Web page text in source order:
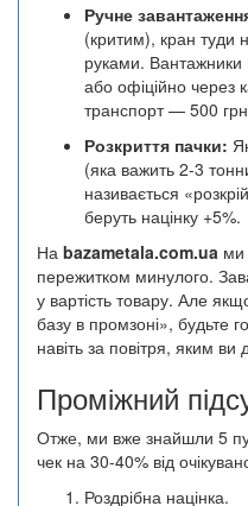
Ручне
(критим), кран туди
руками.
або офіційно через
транспорт — 500
Розкриття пачки:
(яка важить 2-3
називається
беруть націнку +5%.
На bazametala.com.ua ми
пережитком минулого.
у вартість товару. Але
базу в промзоні», будьте
навіть за повітря, яким ви
Проміжний
Отже, ми вже знайшли 5
чек на 30-40% від
Роздрібна націнка.